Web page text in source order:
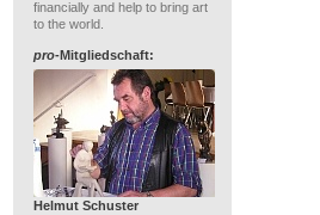
financially and help to bring art
to the world.
pro-Mitgliedschaft:
Helmut Schuster